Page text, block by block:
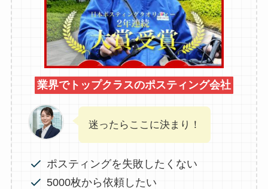
業界でトップクラスのポスティング会社
迷ったらここに決まり！
ポスティングを失敗したくない
5000枚から依頼したい